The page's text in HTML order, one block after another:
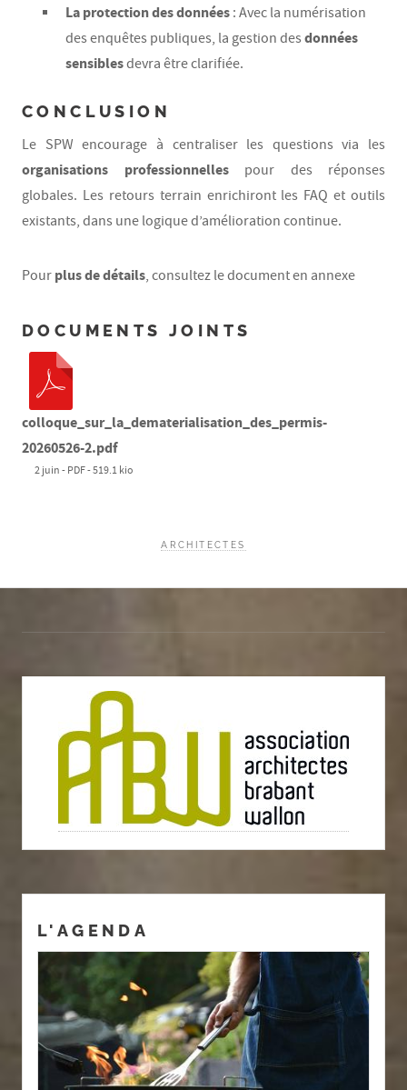
La protection des données : Avec la numérisation
des enquêtes publiques, la gestion desdonnées
sensiblesdevra être clarifiée.
CONCLUSION
Le SPW encourage à centraliser les questions via les
organisations professionnellespour des réponses
globales. Les retours terrain enrichiront les FAQ et outils
existants, dans une logique d’amélioration continue.
Pour plus de détails, consultez le document en annexe
DOCUMENTS JOINTS
colloque_sur_la_dematerialisation_des_permis-
20260526-2.pdf
2 juin-PDF-519.1 kio
ARCHITECTES
L'AGENDA